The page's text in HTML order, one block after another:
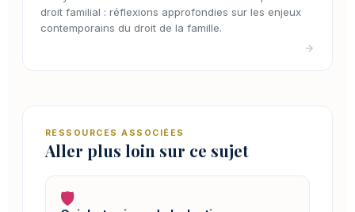
droit familial : réflexions approfondies sur les enjeux
contemporains du droit de la famille.
→
RESSOURCES ASSOCIÉES
Aller plus loin sur ce sujet
🛡️